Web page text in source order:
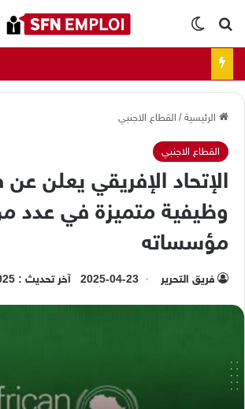
بحث عنالوضع المظلم
الرئيسية/ القطاع الاجنبي
القطاع الاجنبي
الإتحاد الإفريقي يعلن
وظيفية متميزة في عدد
مؤسساته
فريق التحرير 2025-04-23 آخر تحديث : 2025-04-23